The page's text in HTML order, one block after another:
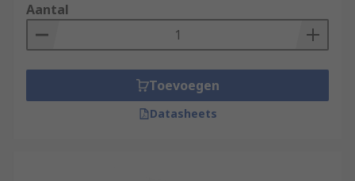
Aantal
Toevoegen
Datasheets